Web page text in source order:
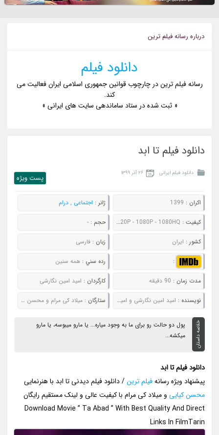
درباره رسانه فيلم ترين
دانلود فیلم
رسانه فیلم ترین در چارچوب قوانین جمهوری اسلامی ایران فعالیت می
کند.
« ثبت شده در ستاد ساماندهی سایت های ایرانی »
دانلود فیلم تا ابد
دانلود فیلم ایرانی ۲۶ آذر ۱۳۹۹
پست ويژه
اکران : 1399 ژانر : اجتماعی , درام
کيفيت : 480P - 720P - 1080P - 1080HQ حجم : -
کشور : ایران زبان : فارسی
: رده سني : همه سنین
مدت زمان : 90 دقیقه کارگردان : امید امین نگارشی
نويسنده : امید امین نگارشی و امیرحسین دواتگر ستارگان : میلاد کی مرام و محسن کیایی
خلاصه داستان
پول دو حالت رو برای ما به وجود میاره... یا مارو میبوسه، یا مارو
میکشه...
دانلود فیلم تا ابد
پیشنهاد ویژه رسانهفیلم ترین/ دانلود فیلم دیدنی تا ابد با هنرنمایی
محسن کیایی و میلاد کی مرام با کیفیت عالی و لینک مستقیم رایگان
Download Movie ” Ta Abad ” With Best Quality And Direct
Links In FilmTarin